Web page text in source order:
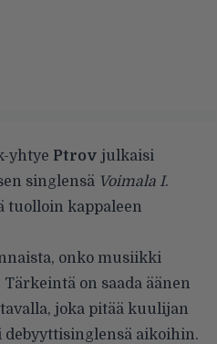
yhtye Ptrov julkaisi
singlensä Voimala I.
tuolloin kappaleen
onko musiikki
on saada äänen
joka pitää kuulijan
debyyttisinglensä aikoihin.